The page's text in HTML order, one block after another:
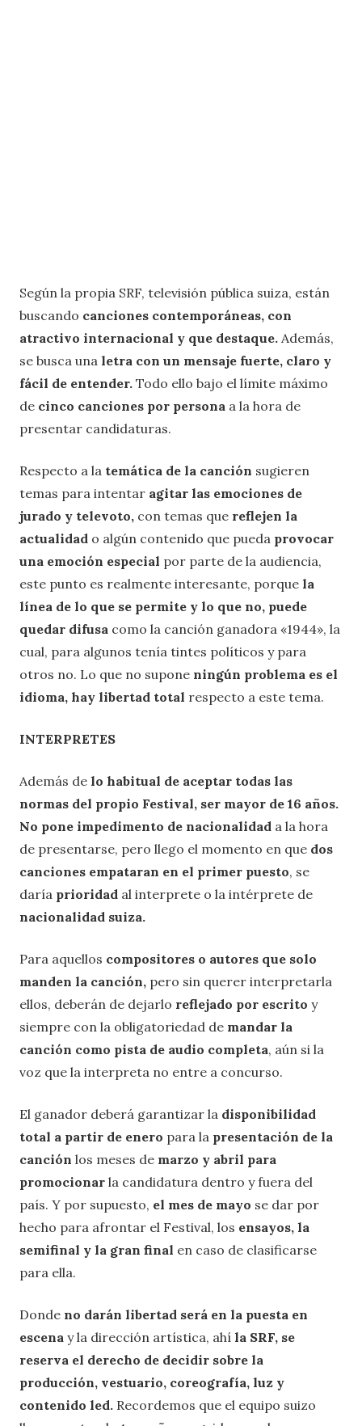
Según la propia SRF, televisión pública suiza, están
buscando canciones contemporáneas, con
atractivo internacional y que destaque. Además,
se busca una letra con un mensaje fuerte, claro y
fácil de entender. Todo ello bajo el límite máximo
de cinco canciones por persona a la hora de
presentar candidaturas.
Respecto a la temática de la canción sugieren
temas para intentar agitar las emociones de
jurado y televoto, con temas que reflejen la
actualidad o algún contenido que pueda provocar
una emoción especial por parte de la audiencia,
este punto es realmente interesante, porque la
línea de lo que se permite y lo que no, puede
quedar difusa como la canción ganadora «1944», la
cual, para algunos tenía tintes políticos y para
otros no. Lo que no supone ningún problema es el
idioma, hay libertad total respecto a este tema.
INTERPRETES
Además de lo habitual de aceptar todas las
normas del propio Festival, ser mayor de 16 años.
No pone impedimento de nacionalidad a la hora
de presentarse, pero llego el momento en que dos
canciones empataran en el primer puesto, se
daría prioridad al interprete o la intérprete de
nacionalidad suiza.
Para aquellos compositores o autores que solo
manden la canción, pero sin querer interpretarla
ellos, deberán de dejarlo reflejado por escrito y
siempre con la obligatoriedad de mandar la
canción como pista de audio completa, aún si la
voz que la interpreta no entre a concurso.
El ganador deberá garantizar la disponibilidad
total a partir de enero para la presentación de la
canción los meses de marzo y abril para
promocionar la candidatura dentro y fuera del
país. Y por supuesto, el mes de mayo se dar por
hecho para afrontar el Festival, los ensayos, la
semifinal y la gran final en caso de clasificarse
para ella.
Donde no darán libertad será en la puesta en
escena y la dirección artística, ahí la SRF, se
reserva el derecho de decidir sobre la
producción, vestuario, coreografía, luz y
contenido led. Recordemos que el equipo suizo